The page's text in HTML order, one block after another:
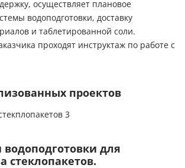
осуществляет плановое
водоподготовки, доставку
и таблетированной соли.
проходят инструктаж по работе с
проектов
водоподготовки для
стеклопакетов.